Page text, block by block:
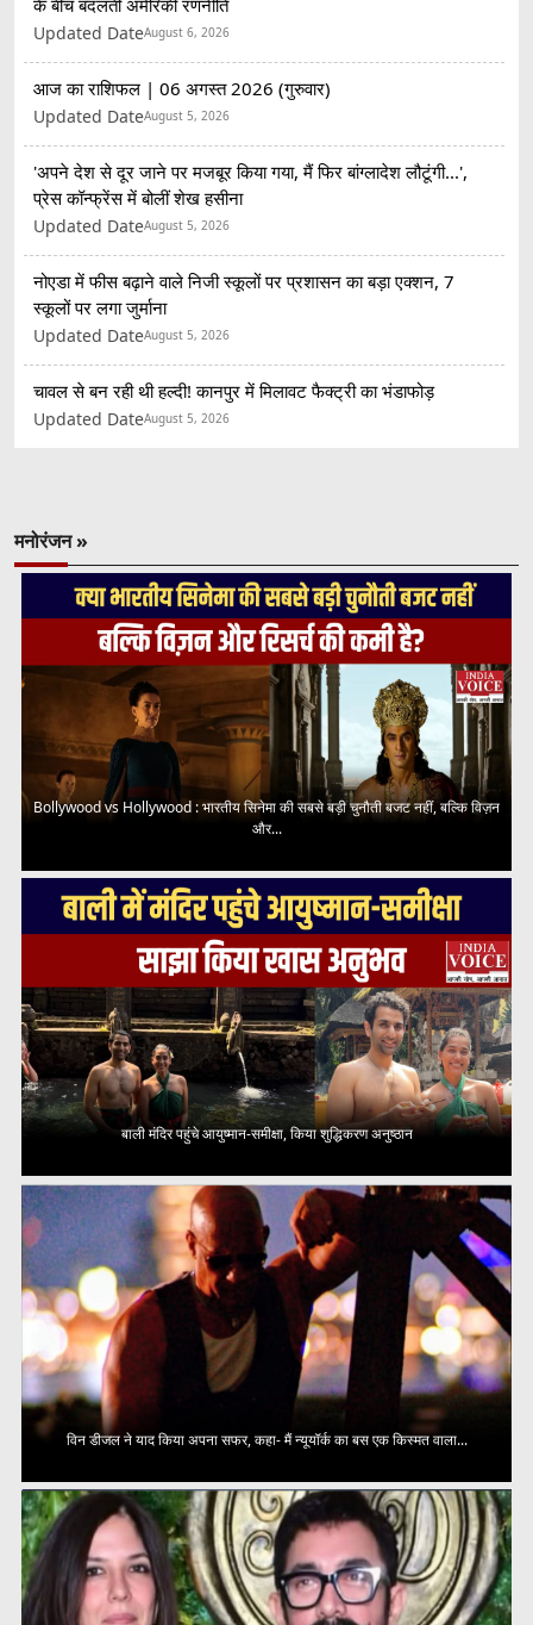
Updated DateAugust 6, 2026
आज का राशिफल | 06 अगस्त 2026 (गुरुवार)
Updated DateAugust 5, 2026
'अपने देश से दूर जाने पर मजबूर किया गया, मैं फिर बांग्लादेश लौटूंगी...',
प्रेस कॉन्फ्रेंस में बोलीं शेख हसीना
Updated DateAugust 5, 2026
नोएडा में फीस बढ़ाने वाले निजी स्कूलों पर प्रशासन का बड़ा एक्शन, 7
स्कूलों पर लगा जुर्माना
Updated DateAugust 5, 2026
चावल से बन रही थी हल्दी! कानपुर में मिलावट फैक्ट्री का भंडाफोड़
Updated DateAugust 5, 2026
मनोरंजन »
Bollywood vs Hollywood : भारतीय सिनेमा की सबसे बड़ी चुनौती बजट नहीं, बल्कि विज़न
और...
बाली मंदिर पहुंचे आयुष्मान-समीक्षा, किया शुद्धिकरण अनुष्ठान
विन डीजल ने याद किया अपना सफर, कहा- मैं न्यूयॉर्क का बस एक किस्मत वाला...